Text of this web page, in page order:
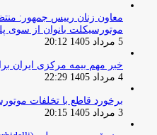
معاون زنان رییس جمهور:
موتورسیکلت بانوان از سوی
5 مرداد 1405 20:12
خبر مهم بیمه مرکزی ایران
4 مرداد 1405 22:29
برخورد قاطع با تخلفات
3 مرداد 1405 20:15